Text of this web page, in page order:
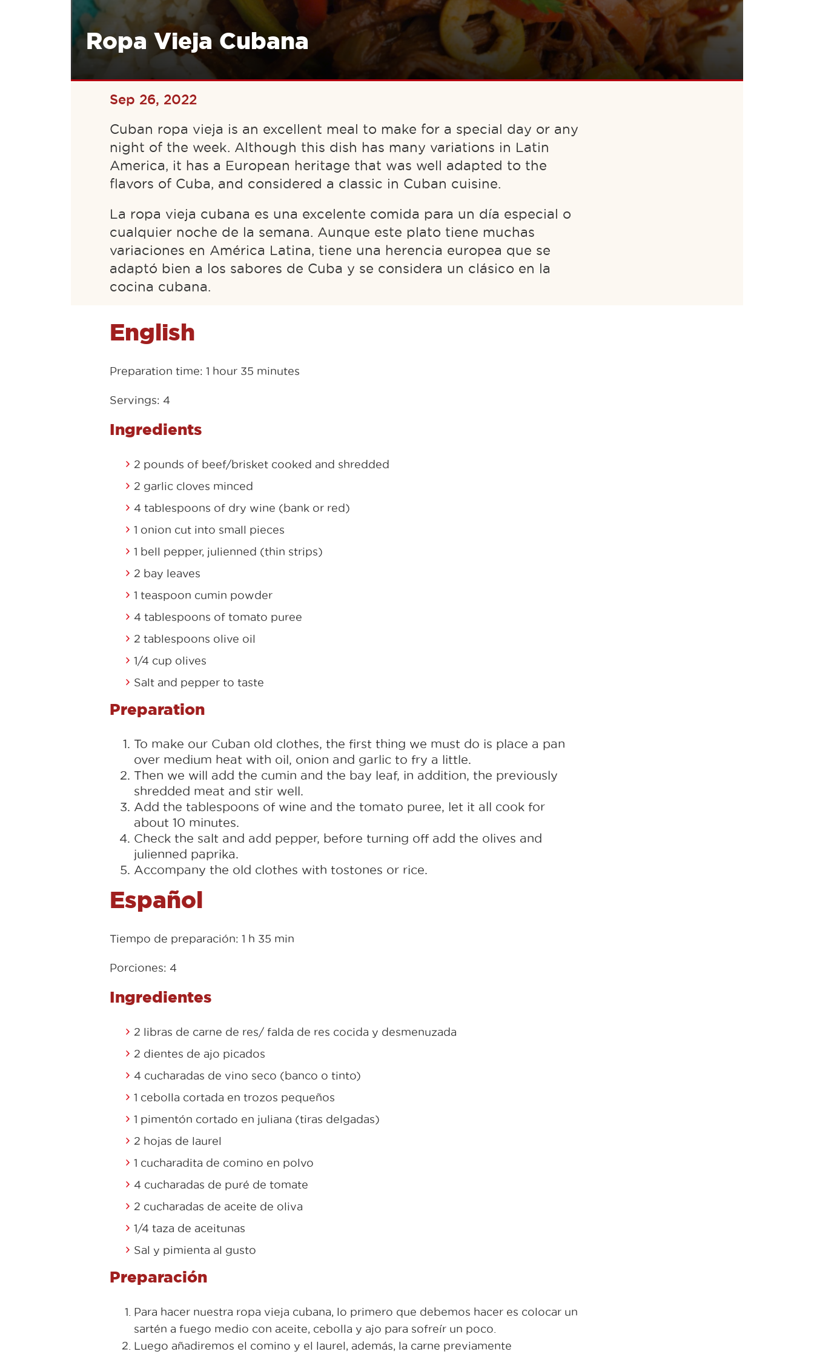
Ropa Vieja Cubana
Sep 26, 2022
Cuban ropa vieja is an excellent meal to make for a special day or any
night of the week. Although this dish has many variations in Latin
America, it has a European heritage that was well adapted to the
flavors of Cuba, and considered a classic in Cuban cuisine.
La ropa vieja cubana es una excelente comida para un día especial o
cualquier noche de la semana. Aunque este plato tiene muchas
variaciones en América Latina, tiene una herencia europea que se
adaptó bien a los sabores de Cuba y se considera un clásico en la
cocina cubana.
English
Preparation time: 1 hour 35 minutes
Servings: 4
Ingredients
2 pounds of beef/brisket cooked and shredded
2 garlic cloves minced
4 tablespoons of dry wine (bank or red)
1 onion cut into small pieces
1 bell pepper, julienned (thin strips)
2 bay leaves
1 teaspoon cumin powder
4 tablespoons of tomato puree
2 tablespoons olive oil
1/4 cup olives
Salt and pepper to taste
Preparation
To make our Cuban old clothes, the first thing we must do is place a pan
over medium heat with oil, onion and garlic to fry a little.
Then we will add the cumin and the bay leaf, in addition, the previously
shredded meat and stir well.
Add the tablespoons of wine and the tomato puree, let it all cook for
about 10 minutes.
Check the salt and add pepper, before turning off add the olives and
julienned paprika.
Accompany the old clothes with tostones or rice.
Español
Tiempo de preparación: 1 h 35 min
Porciones: 4
Ingredientes
2 libras de carne de res/ falda de res cocida y desmenuzada
2 dientes de ajo picados
4 cucharadas de vino seco (banco o tinto)
1 cebolla cortada en trozos pequeños
1 pimentón cortado en juliana (tiras delgadas)
2 hojas de laurel
1 cucharadita de comino en polvo
4 cucharadas de puré de tomate
2 cucharadas de aceite de oliva
1/4 taza de aceitunas
Sal y pimienta al gusto
Preparación
Para hacer nuestra ropa vieja cubana, lo primero que debemos hacer es colocar un
sartén a fuego medio con aceite, cebolla y ajo para sofreír un poco.
Luego añadiremos el comino y el laurel, además, la carne previamente